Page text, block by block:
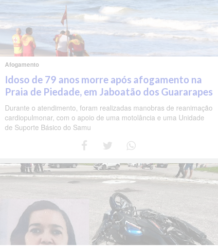
Afogamento
Idoso de 79 anos morre após afogamento na
Praia de Piedade, em Jaboatão dos Guararapes
Durante o atendimento, foram realizadas manobras de reanimação
cardiopulmonar, com o apoio de uma motolância e uma Unidade
de Suporte Básico do Samu